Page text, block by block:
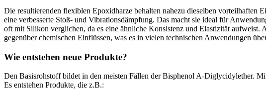
Die resultierenden flexiblen Epoxidharze behalten nahezu dieselben vorteilhaften
eine verbesserte Stoß- und Vibrationsdämpfung. Das macht sie ideal für
oft mit Silikon verglichen, da es eine ähnliche Konsistenz und Elastizität aufweist.
gegenüber chemischen Einflüssen, was es in vielen technischen Anwendungen
Wie entstehen neue Produkte?
Den Basisrohstoff bildet in den meisten Fällen der Bisphenol A-Diglycidylether.
Es entstehen Produkte, die z.B.: